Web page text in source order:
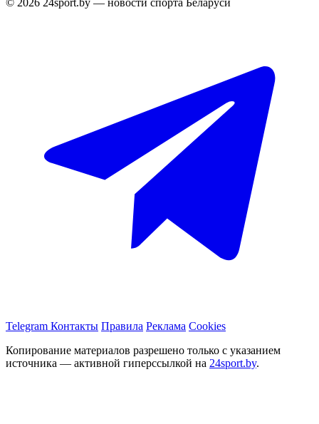
Telegram Контакты Правила Реклама Cookies
Копирование материалов разрешено только с указанием
источника — активной гиперссылкой на 24sport.by.